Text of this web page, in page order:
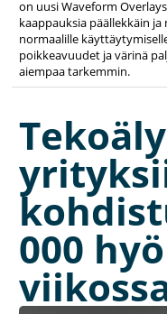
on uusi Waveform
kaappauksia päällekkäin ja
normaalille
poikkeavuudet ja värinä
aiempaa tarkemmin.
000